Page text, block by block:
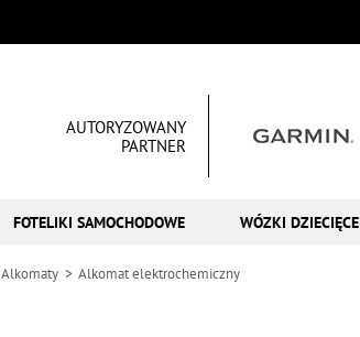
AUTORYZOWANY
PARTNER
FOTELIKI SAMOCHODOWE WÓZKI DZIECIĘCE
Alkomaty Alkomat elektrochemiczny